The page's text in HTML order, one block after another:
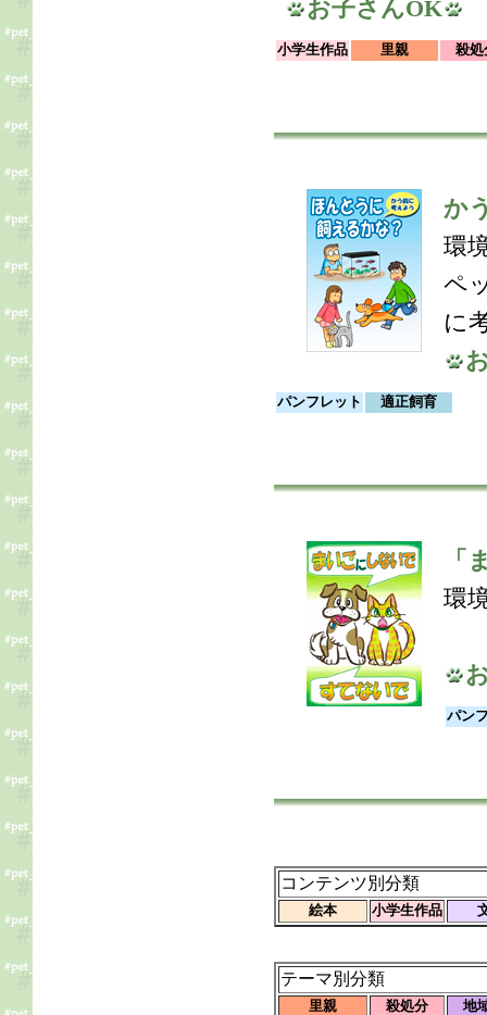
お子さんOK
小学生作品 里親 殺
か
環
ペ
に
パンフレット 適正飼育
環
パン
コンテンツ別分類
絵本 小学生作品
テーマ別分類
里親 殺処分 地